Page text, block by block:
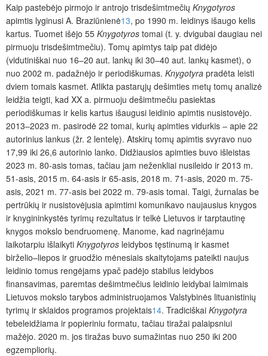
Kaip pastebėjo pirmojo ir antrojo trisdešimtmečių Knygotyros
apimtis lyginusi A. Braziūnienė13, po 1990 m. leidinys išaugo kelis
kartus. Tuomet išėjo 55 Knygotyros tomai (t. y. dvigubai daugiau nei
pirmuoju trisdešimtmečiu). Tomų apimtys taip pat didėjo
(vidutiniškai nuo 16‒20 aut. lankų iki 30‒40 aut. lankų kasmet), o
nuo 2002 m. padažnėjo ir periodiškumas. Knygotyra pradėta leisti
dviem tomais kasmet. Atlikta pastarųjų dešimties metų tomų analizė
leidžia teigti, kad XX a. pirmuoju dešimtmečiu pasiektas
periodiškumas ir kelis kartus išaugusi leidinio apimtis nusistovėjo.
2013‒2023 m. pasirodė 22 tomai, kurių apimties vidurkis ‒ apie 22
autorinius lankus (žr. 2 lentelę). Atskirų tomų apimtis svyravo nuo
17,99 iki 26,6 autorinio lanko. Didžiausios apimties buvo išleistas
2023 m. 80-asis tomas, tačiau jam neženkliai nusileido ir 2013 m.
51-asis, 2015 m. 64-asis ir 65-asis, 2018 m. 71-asis, 2020 m. 75-
asis, 2021 m. 77-asis bei 2022 m. 79-asis tomai. Taigi, žurnalas be
pertrūkių ir nusistovėjusia apimtimi komunikavo naujausius knygos
ir knygininkystės tyrimų rezultatus ir telkė Lietuvos ir tarptautinę
knygos mokslo bendruomenę. Manome, kad nagrinėjamu
laikotarpiu išlaikyti Knygotyros leidybos tęstinumą ir kasmet
birželio–liepos ir gruodžio mėnesiais skaitytojams pateikti naujus
leidinio tomus rengėjams ypač padėjo stabilus leidybos
finansavimas, paremtas dešimt­mečius leidinio leidybai laimimais
Lietuvos mokslo tarybos administruojamos Valstybinės lituanistinių
tyrimų ir sklaidos programos projektais14. Tradiciškai Knygotyra
tebeleidžiama ir popieriniu formatu, tačiau tiražai palaipsniui
mažėjo. 2020 m. jos tiražas buvo sumažintas nuo 250 iki 200
egzempliorių.